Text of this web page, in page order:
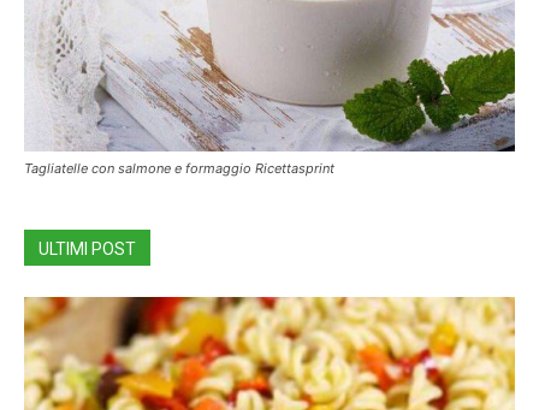
Tagliatelle con salmone e formaggio Ricettasprint
ULTIMI POST